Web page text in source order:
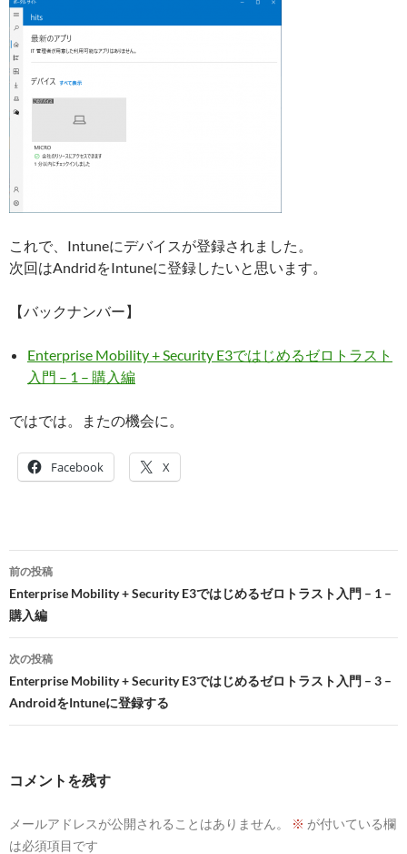
これで、Intuneにデバイスが登録されました。
次回はAndridをIntuneに登録したいと思います。
【バックナンバー】
Enterprise Mobility + Security E3ではじめるゼロトラスト
入門 – 1 – 購入編
ではでは。またの機会に。
Facebook X
投
稿
ナ
ビ
ゲ
ー
ョ
ン
前の投稿
Enterprise Mobility + Security E3ではじめるゼロトラスト入門 – 1 –
購入編
次の投稿
Enterprise Mobility + Security E3ではじめるゼロトラスト入門 – 3 –
AndroidをIntuneに登録する
コメントを残す
メールアドレスが公開されることはありません。 ※ が付いている欄
は必須項目です